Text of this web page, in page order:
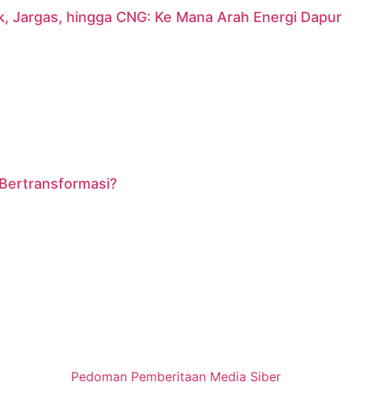
Jargas, hingga CNG: Ke Mana Arah Energi Dapur
Pedoman Pemberitaan Media Siber